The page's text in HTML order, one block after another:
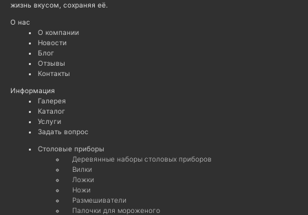
жизнь вкусом, сохраняя её.
О нас
О компании
Новости
Блог
Отзывы
Контакты
Информация
Галерея
Каталог
Услуги
Задать вопрос
Cтоловые приборы
Деревянные наборы столовых приборов
Вилки
Ложки
Ножи
Размешиватели
Палочки для мороженого